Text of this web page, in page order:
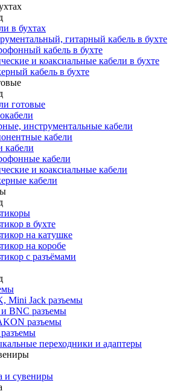
в бухтах
гитарный кабель в бухте
кабель в бухте
и коаксиальные кабели в бухте
кабель в бухте
готовые
инструментальные кабели
кабели
кабели
кабели
и коаксиальные кабели
кабели
в бухте
на катушке
на коробе
с разъёмами
Mini Jack разъемы
BNC разъемы
разъемы
переходники и адаптеры
и сувениры